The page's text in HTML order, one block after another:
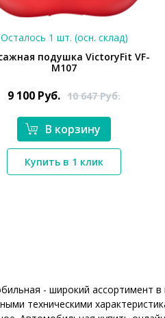
*}
Осталось 1 шт. (осн. склад)
подушка VictoryFit VF-
M107
9 100 Руб. 10 647Руб.
В корзину
Купить в 1 клик
- широкий ассортимент
техническими